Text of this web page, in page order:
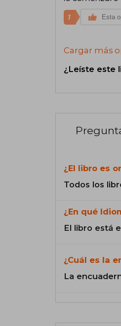
1 Esta
Cargar más
¿Leíste este
¿El libro es
Todos los
¿En qué
El libro está
¿Cuál es la
La